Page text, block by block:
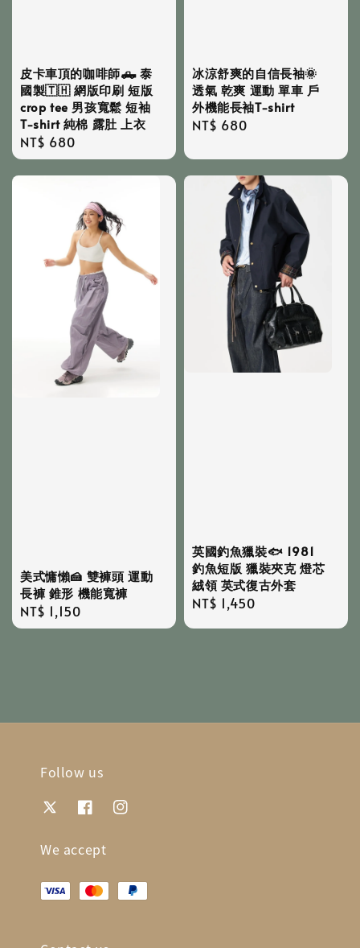
皮卡車頂的咖啡師🛻 泰
國製🇹🇭 網版印刷 短版
crop tee 男孩寬鬆 短袖
T-shirt 純棉 露肚 上衣
Regular
price
NT$ 680
冰涼舒爽的自信長袖🌞
透氣 乾爽 運動 單車 戶
外機能長袖T-shirt
Regular
NT$ 680
美式慵懶🍰 雙褲頭 運動
長褲 錐形 機能寬褲
Regular
price
NT$ 1,150
英國釣魚獵裝🐟 1981
釣魚短版 獵裝夾克 燈芯
絨領 英式復古外套
Regular
NT$ 1,450
Follow us
We accept